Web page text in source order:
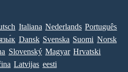
Italiana Nederlands Português
Dansk Svenska Suomi Norsk
Slovenský Magyar Hrvatski
Latvijas eesti